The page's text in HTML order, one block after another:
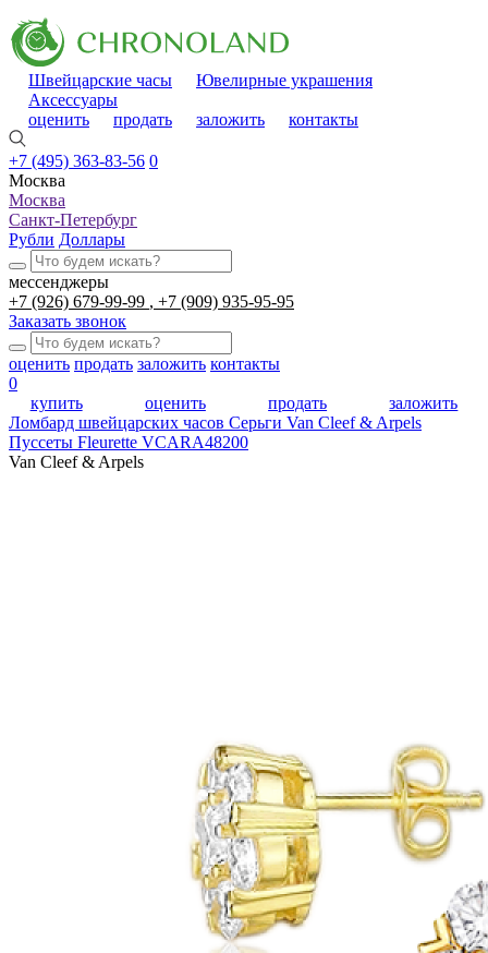
Швейцарские часы
Ювелирные украшения
Аксессуары
оценить
продать заложить контакты
+7 (495) 363-83-56 0
Москва
Москва
Санкт-Петербург
Рубли Доллары
мессенджеры
+7 (926) 679-99-99
+7 (909) 935-95-95
Заказать звонок
оценить продать заложить контакты
0
купить
оценить продать
заложить
Ломбард швейцарских часов Серьги Van Cleef & Arpels
Пуссеты Fleurette VCARA48200
Van Cleef & Arpels